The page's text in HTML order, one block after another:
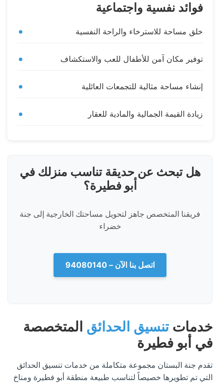
فوائد نفسية واجتماعية
خلق مساحة للاسترخاء والراحة النفسية
توفير مكان آمن للأطفال للعب والاستكشاف
إنشاء مساحة مثالية للتجمعات العائلية
زيادة القيمة الجمالية والمادية للعقار
هل تبحث عن حديقة تناسب منزلك في
أبو فطيرة؟
فريقنا المتخصص جاهز لتحويل مساحتك الخارجية إلى جنة
خضراء
اتصل بنا الآن – 94080140
خدمات تنسيق الحدائق المتخصصة
في أبو فطيرة
تقدم جنة البستان مجموعة متكاملة من خدمات تنسيق الحدائق
التي تم تطويرها خصيصاً لتناسب طبيعة منطقة أبو فطيرة ومناخ